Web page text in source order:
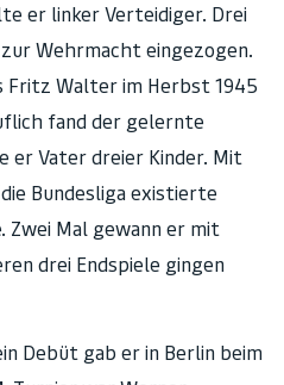
er linker Verteidiger. Drei
Wehrmacht eingezogen.
Fritz Walter im Herbst 1945
fand der gelernte
er Vater dreier Kinder. Mit
Bundesliga existierte
Mal gewann er mit
drei Endspiele gingen
Debüt gab er in Berlin beim